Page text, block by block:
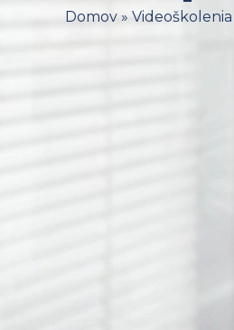
Domov »